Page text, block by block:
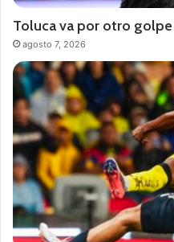
Toluca va por otro
agosto 7, 2026